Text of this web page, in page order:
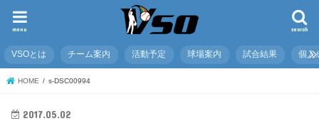
search
menu
VSOとは チーム案内 活動予定 球場案内 試合結果 個人
HOME s-DSC00994
2017.05.02